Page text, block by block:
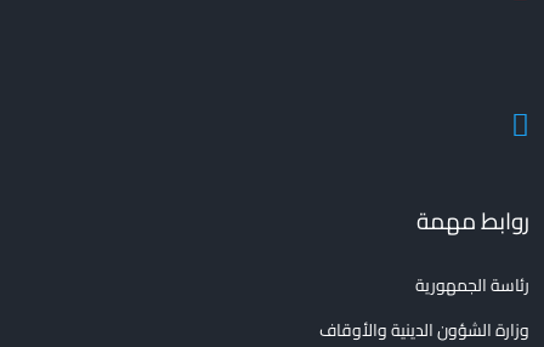
روابط مهمة
رئاسة الجمهورية
وزارة الشؤون الدينية والأوقاف